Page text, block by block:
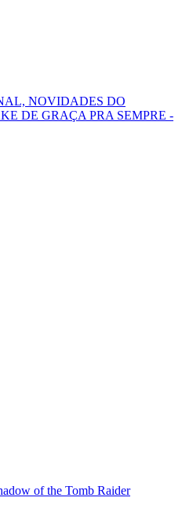
NOVIDADES DO
DE GRAÇA PRA SEMPRE -
of the Tomb Raider